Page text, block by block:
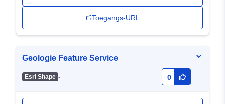
Toegangs-URL
Geologie Feature Service
Esri Shape - 0